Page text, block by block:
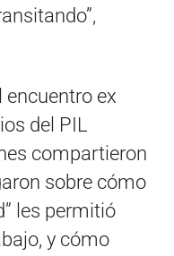
ex
del PIL
compartieron
sobre cómo
les permitió
y cómo